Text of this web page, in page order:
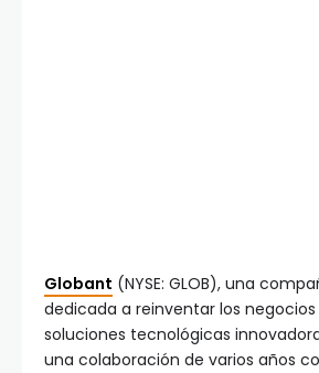
Globant (NYSE: GLOB), una
dedicada a reinventar los
soluciones tecnológicas
una colaboración de varios años